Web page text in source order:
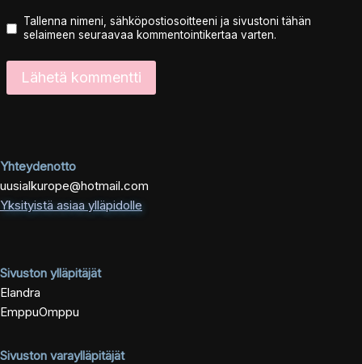
Tallenna nimeni, sähköpostiosoitteeni ja sivustoni tähän
selaimeen seuraavaa kommentointikertaa varten.
Yhteydenotto
uusialkurope@hotmail.com
Yksityistä asiaa ylläpidolle
Sivuston ylläpitäjät
Elandra
EmppuOmppu
Sivuston varaylläpitäjät